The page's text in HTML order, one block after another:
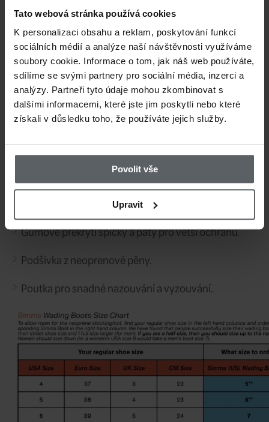
Tato webová stránka používá cookies
K personalizaci obsahu a reklam, poskytování funkcí
sociálních médií a analýze naší návštěvnosti využíváme
soubory cookie. Informace o tom, jak náš web používáte,
sdílíme se svými partnery pro sociální média, inzerci a
analýzy. Partneři tyto údaje mohou zkombinovat s
dalšími informacemi, které jste jim poskytli nebo které
získali v důsledku toho, že používáte jejich služby.
Povolit vše
Upravit
Sklad:
Dodání:
2 týdny
Kód: 13509-096-11
Velikost: 11/44
Cena/ks: 8 748 CZK
Sklad:
nedostupné
Kód: 13509-096-12
12/45
Cena/ks: 8 748 CZK
Sklad:
Dodání:
nedostupné